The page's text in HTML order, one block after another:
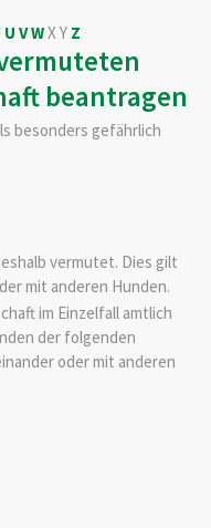
U VWXY Z
beantragen
besonders gefährlich
vermutet. Dies gilt
mit anderen Hunden.
im Einzelfall amtlich
der folgenden
oder mit anderen